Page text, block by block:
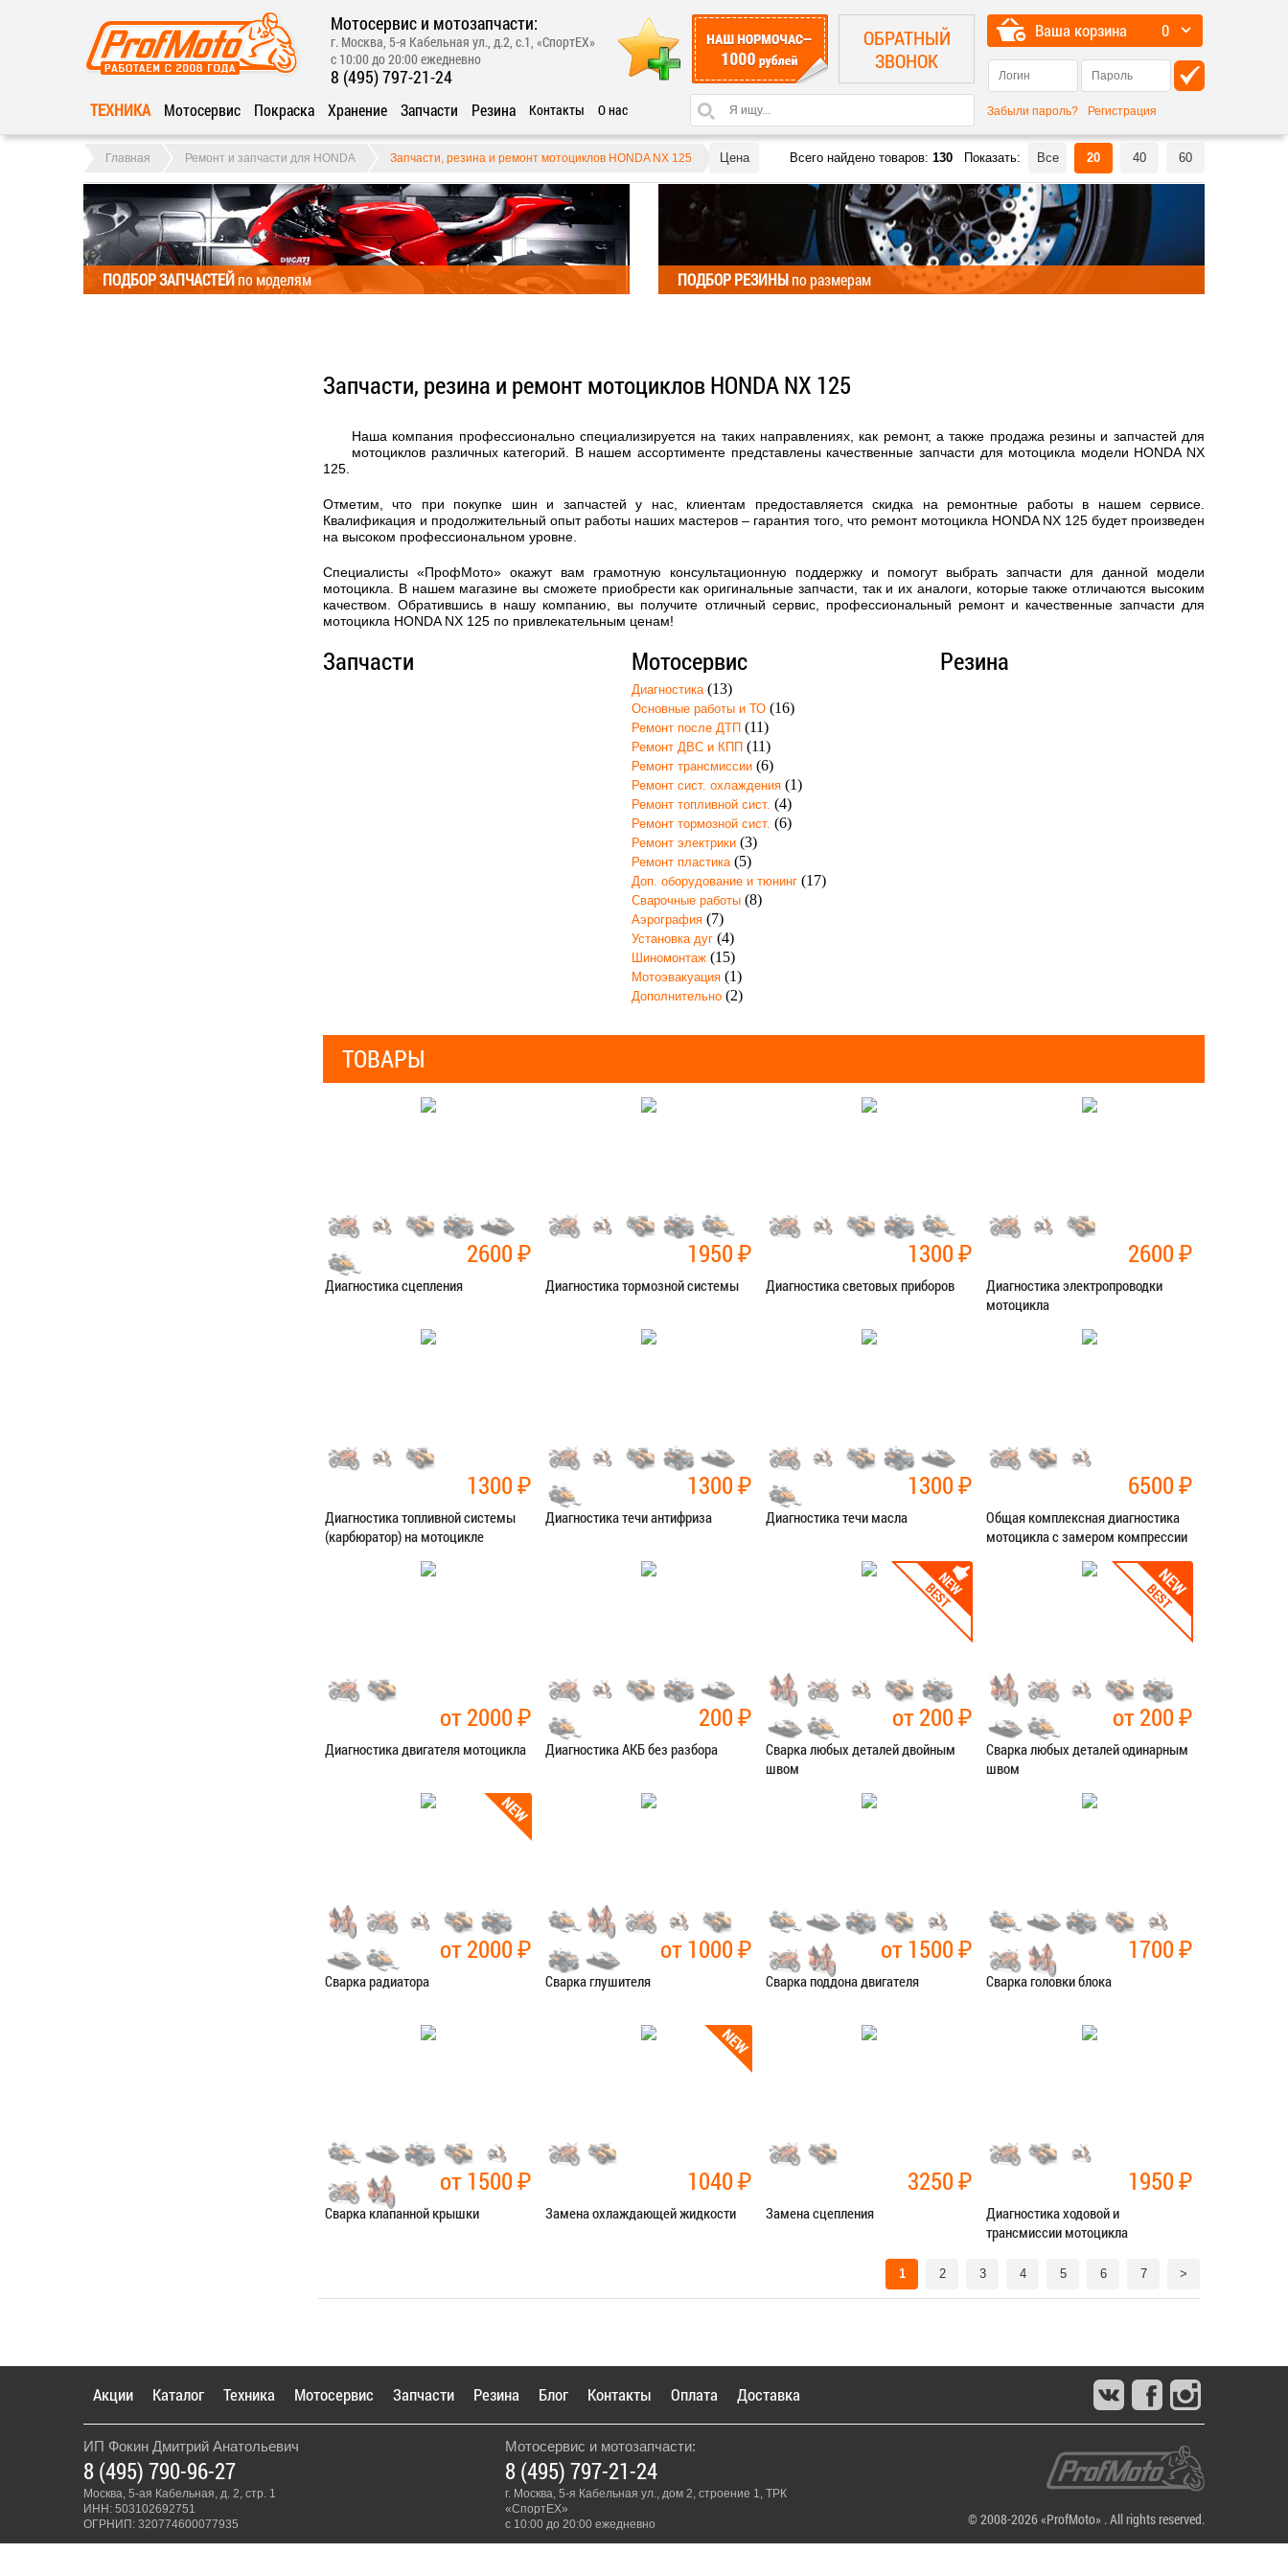
Ваша корзина 0
Регистрация
Забыли пароль?
Мотосервис и мотозапчасти:
г. Москва, 5-я Кабельная ул., д.2, с.1, «СпортЕХ»
с 10:00 до 20:00 ежедневно
8 (495) 797-21-24
ОБРАТНЫЙ
ЗВОНОК
ТЕХНИКА Мотосервис Покраска Хранение Запчасти Резина Контакты О нас
Главная Ремонт и запчасти для HONDA Запчасти, резина и ремонт мотоциклов HONDA NX 125
ПОДБОР ЗАПЧАСТЕЙпо моделям ПОДБОР РЕЗИНЫпо размерам
Запчасти, резина и ремонт мотоциклов HONDA NX 125
Наша компания профессионально специализируется на таких направлениях, как ремонт, а также продажа резины и запчастей для
мотоциклов различных категорий. В нашем ассортименте представлены качественные запчасти для мотоцикла модели HONDA NX
125.
Отметим, что при покупке шин и запчастей у нас, клиентам предоставляется скидка на ремонтные работы в нашем сервисе.
Квалификация и продолжительный опыт работы наших мастеров – гарантия того, что ремонт мотоцикла HONDA NX 125 будет произведен
на высоком профессиональном уровне.
Специалисты «ПрофМото» окажут вам грамотную консультационную поддержку и помогут выбрать запчасти для данной модели
мотоцикла. В нашем магазине вы сможете приобрести как оригинальные запчасти, так и их аналоги, которые также отличаются высоким
качеством. Обратившись в нашу компанию, вы получите отличный сервис, профессиональный ремонт и качественные запчасти для
мотоцикла HONDA NX 125 по привлекательным ценам!
Запчасти Мотосервис
Диагностика (13)
Основные работы и ТО (16)
Ремонт после ДТП (11)
Ремонт ДВС и КПП (11)
Ремонт трансмиссии (6)
Ремонт сист. охлаждения (1)
Ремонт топливной сист. (4)
Ремонт тормозной сист. (6)
Ремонт электрики (3)
Ремонт пластика (5)
Доп. оборудование и тюнинг (17)
Сварочные работы (8)
Аэрография (7)
Установка дуг (4)
Шиномонтаж (15)
Мотоэвакуация (1)
Дополнительно (2)
Резина
ТОВАРЫ
Показать: Все 20 40 60
Всего найдено товаров: 130
Цена
2600₽
Диагностика сцепления
Диагностика
1950₽
Диагностика тормозной системы
Диагностика
1300₽
Диагностика световых приборов
Диагностика
2600₽
Диагностика электропроводки
мотоцикла
Диагностика
1300₽
Диагностика топливной системы
(карбюратор) на мотоцикле
Диагностика
1300₽
Диагностика течи антифриза
Диагностика
1300₽
Диагностика течи масла
Диагностика
ЗАПИСАТЬСЯ В СЕРВИС
6500₽
Общая комплексная диагностика
мотоцикла с замером компрессии
Диагностика
ЗАПИСАТЬСЯ В СЕРВИС
от 2000₽
Диагностика двигателя мотоцикла
Диагностика
200₽
Диагностика АКБ без разбора
Диагностика
от 200₽
Сварка любых деталей двойным
швом
Сварочные работы
от 200₽
Сварка любых деталей одинарным
швом
Сварочные работы
от 2000₽
Сварка радиатора
Сварочные работы
от 1000₽
Сварка глушителя
Сварочные работы
от 1500₽
Сварка поддона двигателя
Сварочные работы
1700₽
Сварка головки блока
Сварочные работы
от 1500₽
Сварка клапанной крышки
1040₽
Замена охлаждающей жидкости
3250₽
Замена сцепления
1950₽
Диагностика ходовой и
трансмиссии мотоцикла
1 2 3 4 5 6 7 >
Акции Каталог Техника Мотосервис Запчасти Резина Блог Контакты Оплата Доставка
ИП Фокин Дмитрий Анатольевич
8 (495) 790-96-27
Москва, 5-ая Кабельная, д. 2, стр. 1
ИНН: 503102692751
ОГРНИП: 320774600077935
Мотосервис и мотозапчасти:
8 (495) 797-21-24
г. Москва, 5-я Кабельная ул., дом 2, строение 1, ТРК
«СпортЕХ»
с 10:00 до 20:00 ежедневно
© 2008-2026 «ProfMoto» . All rights reserved.